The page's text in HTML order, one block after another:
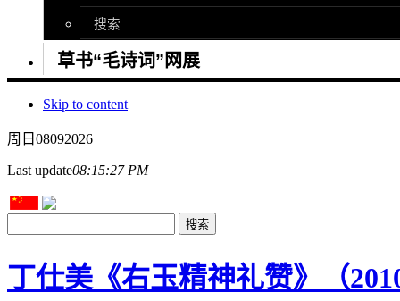
搜索
草书“毛诗词”网展
Skip to content
周日 08092026
Last update08:15:27 PM
丁仕美《右玉精神礼赞》（